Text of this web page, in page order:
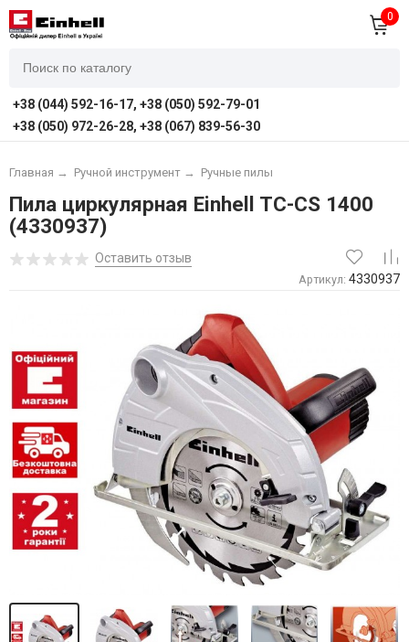
0
+38 (044) 592-16-17, +38 (050) 592-79-01
+38 (050) 972-26-28, +38 (067) 839-56-30
Главная → Ручной инструмент → Ручные пилы
Пила циркулярная Einhell TC-CS 1400
(4330937)
Оставить отзыв
Артикул: 4330937